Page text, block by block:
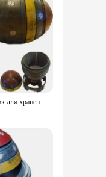
to
to be
with the
Новый мини-ящик для хранения Nuke Bomb, настольное украшение в стиле ретро для украшения дома